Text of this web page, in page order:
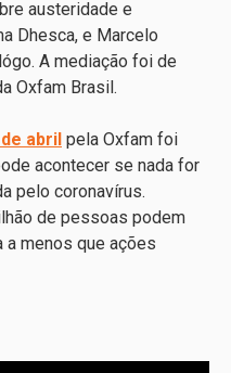
austeridade e
Dhesca, e Marcelo
A mediação foi de
Oxfam Brasil.
abril pela Oxfam foi
acontecer se nada for
pelo coronavírus.
de pessoas podem
a menos que ações